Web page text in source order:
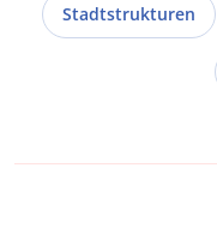
Stadtstrukturen